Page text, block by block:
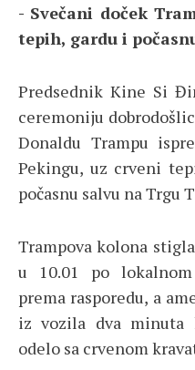
- Svečani doček
tepih, gardu i
Predsednik Kine Si
ceremoniju
Donaldu Trampu
Pekingu, uz crveni
počasnu salvu na Trgu
Trampova kolona
u 10.01 po
prema rasporedu, a
iz vozila dva minuta
odelo sa crvenom